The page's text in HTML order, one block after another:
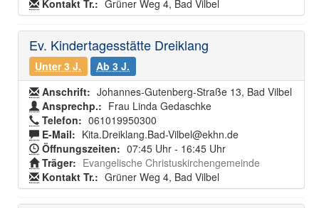
Kontakt Tr.: Grüner Weg 4, Bad Vilbel
Ev. Kindertagesstätte Dreiklang
Unter 3 J.
Ab 3 J.
Anschrift: Johannes-Gutenberg-Straße 13, Bad Vilbel
Ansprechp.: Frau Linda Gedaschke
Telefon: 061019950300
E-Mail: Kita.Dreiklang.Bad-Vilbel@ekhn.de
Öffnungszeiten: 07:45 Uhr - 16:45 Uhr
Träger: Evangelische Christuskirchengemeinde
Kontakt Tr.: Grüner Weg 4, Bad Vilbel